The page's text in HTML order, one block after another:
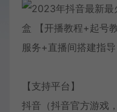
【支持平台】
抖音（抖音官方游戏